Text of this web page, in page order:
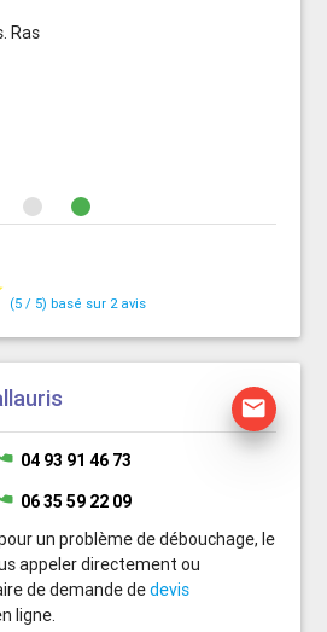
Ras
(5 / 5) basé sur 2avis
mail
04 93 91 46 73
06 35 59 22 09
un problème de débouchage, le
appeler directement ou
de demande dedevis
ligne.